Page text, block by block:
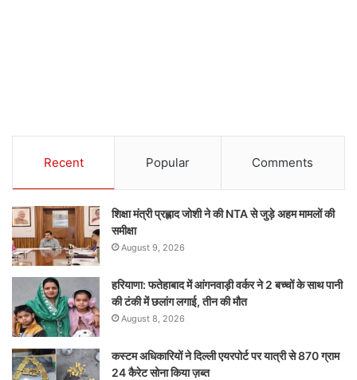
Recent Popular Comments
शिक्षा मंत्री प्रह्लाद जोशी ने की NTA से जुड़े अहम मामलों की
समीक्षा
August 9, 2026
हरियाणा: फतेहाबाद में आंगनवाड़ी वर्कर ने 2 बच्चों के साथ पानी
की टंकी में छलांग लगाई, तीन की मौत
August 8, 2026
कस्टम अधिकारियों ने दिल्ली एयरपोर्ट पर यात्री से 870 ग्राम
24 कैरेट सोना किया ज़ब्त